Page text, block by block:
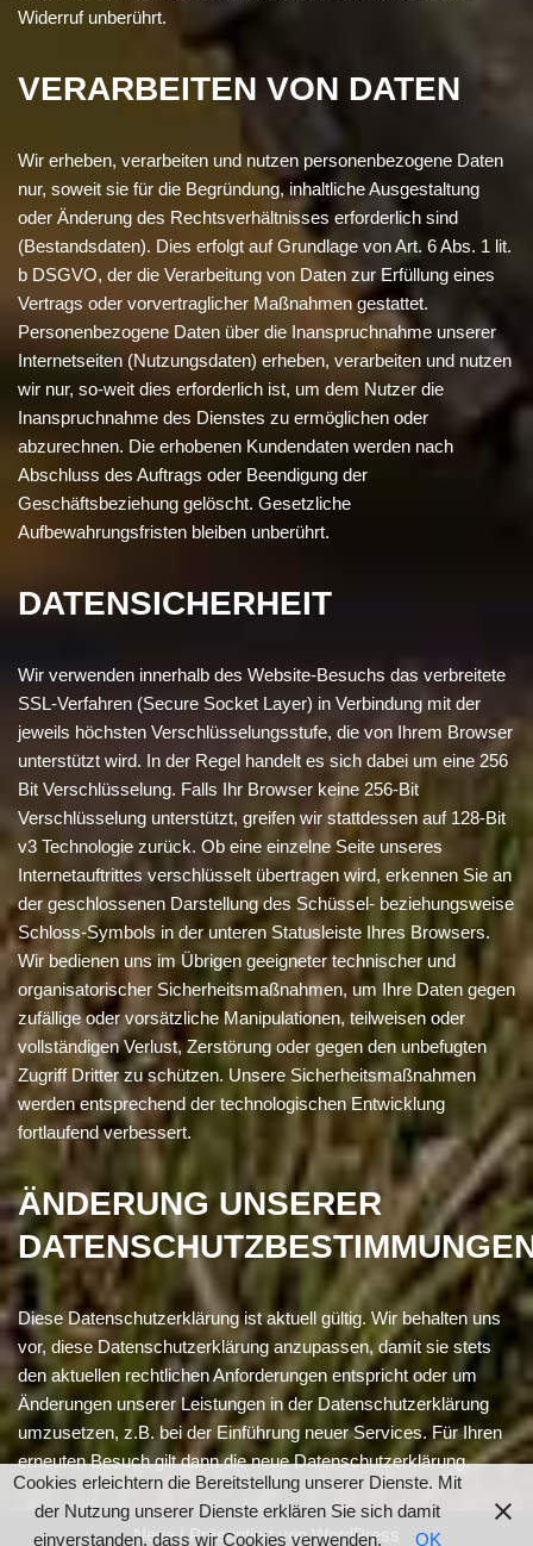
Widerruf unberührt.
VERARBEITEN VON DATEN
Wir erheben, verarbeiten und nutzen personenbezogene Daten
nur, soweit sie für die Begründung, inhaltliche Ausgestaltung
oder Änderung des Rechtsverhältnisses erforderlich sind
(Bestandsdaten). Dies erfolgt auf Grundlage von Art. 6 Abs. 1 lit.
b DSGVO, der die Verarbeitung von Daten zur Erfüllung eines
Vertrags oder vorvertraglicher Maßnahmen gestattet.
Personenbezogene Daten über die Inanspruchnahme unserer
Internetseiten (Nutzungsdaten) erheben, verarbeiten und nutzen
wir nur, so-weit dies erforderlich ist, um dem Nutzer die
Inanspruchnahme des Dienstes zu ermöglichen oder
abzurechnen. Die erhobenen Kundendaten werden nach
Abschluss des Auftrags oder Beendigung der
Geschäftsbeziehung gelöscht. Gesetzliche
Aufbewahrungsfristen bleiben unberührt.
DATENSICHERHEIT
Wir verwenden innerhalb des Website-Besuchs das verbreitete
SSL-Verfahren (Secure Socket Layer) in Verbindung mit der
jeweils höchsten Verschlüsselungsstufe, die von Ihrem Browser
unterstützt wird. In der Regel handelt es sich dabei um eine 256
Bit Verschlüsselung. Falls Ihr Browser keine 256-Bit
Verschlüsselung unterstützt, greifen wir stattdessen auf 128-Bit
v3 Technologie zurück. Ob eine einzelne Seite unseres
Internetauftrittes verschlüsselt übertragen wird, erkennen Sie an
der geschlossenen Darstellung des Schüssel- beziehungsweise
Schloss-Symbols in der unteren Statusleiste Ihres Browsers.
Wir bedienen uns im Übrigen geeigneter technischer und
organisatorischer Sicherheitsmaßnahmen, um Ihre Daten gegen
zufällige oder vorsätzliche Manipulationen, teilweisen oder
vollständigen Verlust, Zerstörung oder gegen den unbefugten
Zugriff Dritter zu schützen. Unsere Sicherheitsmaßnahmen
werden entsprechend der technologischen Entwicklung
fortlaufend verbessert.
ÄNDERUNG UNSERER
Diese Datenschutzerklärung ist aktuell gültig. Wir behalten uns
vor, diese Datenschutzerklärung anzupassen, damit sie stets
den aktuellen rechtlichen Anforderungen entspricht oder um
Änderungen unserer Leistungen in der Datenschutzerklärung
umzusetzen, z.B. bei der Einführung neuer Services. Für Ihren
erneuten Besuch gilt dann die neue Datenschutzerklärung.
Neve| Präsentiert vonWordPress
Cookies erleichtern die Bereitstellung unserer Dienste. Mit
der Nutzung unserer Dienste erklären Sie sich damit
einverstanden, dass wir Cookies verwenden.
OK